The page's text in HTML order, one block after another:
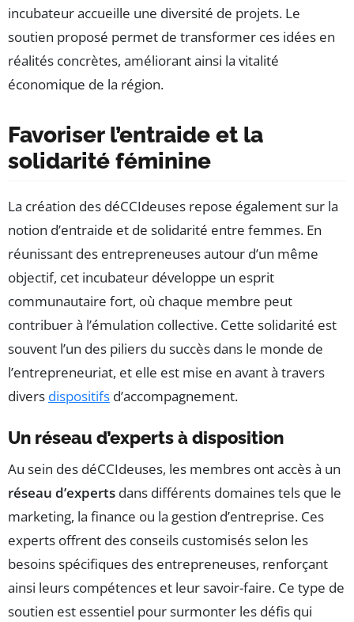
incubateur accueille une diversité de projets. Le
soutien proposé permet de transformer ces idées en
réalités concrètes, améliorant ainsi la vitalité
économique de la région.
Favoriser l’entraide et la
solidarité féminine
La création des déCCIdeuses repose également sur la
notion d’entraide et de solidarité entre femmes. En
réunissant des entrepreneuses autour d’un même
objectif, cet incubateur développe un esprit
communautaire fort, où chaque membre peut
contribuer à l’émulation collective. Cette solidarité est
souvent l’un des piliers du succès dans le monde de
l’entrepreneuriat, et elle est mise en avant à travers
divers dispositifs d’accompagnement.
Un réseau d’experts à disposition
Au sein des déCCIdeuses, les membres ont accès à un
réseau d’experts dans différents domaines tels que le
marketing, la finance ou la gestion d’entreprise. Ces
experts offrent des conseils customisés selon les
besoins spécifiques des entrepreneuses, renforçant
ainsi leurs compétences et leur savoir-faire. Ce type de
soutien est essentiel pour surmonter les défis qui